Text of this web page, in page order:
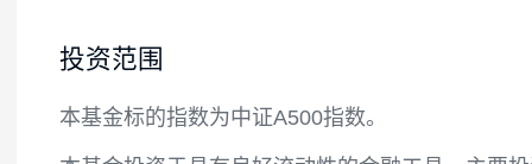
投资目标
本基金为股票指数增强型基金，在对中证